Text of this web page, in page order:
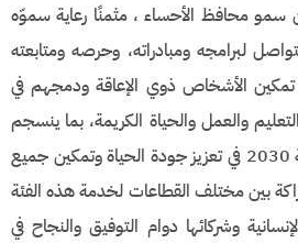
سمو محافظ الأحساء ، مثمنًا رعاية سموّه
لبرامجه ومبادراته، وحرصه ومتابعته
الأشخاص ذوي الإعاقة ودمجهم في
والعمل والحياة الكريمة، بما ينسجم
مع مستهدفات رؤية المملكة 2030 في تعزيز جودة الحياة وتمكين جميع
بين مختلف القطاعات لخدمة هذه الفئة
وشركائها دوام التوفيق والنجاح في